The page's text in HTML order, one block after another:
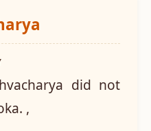
did not
,